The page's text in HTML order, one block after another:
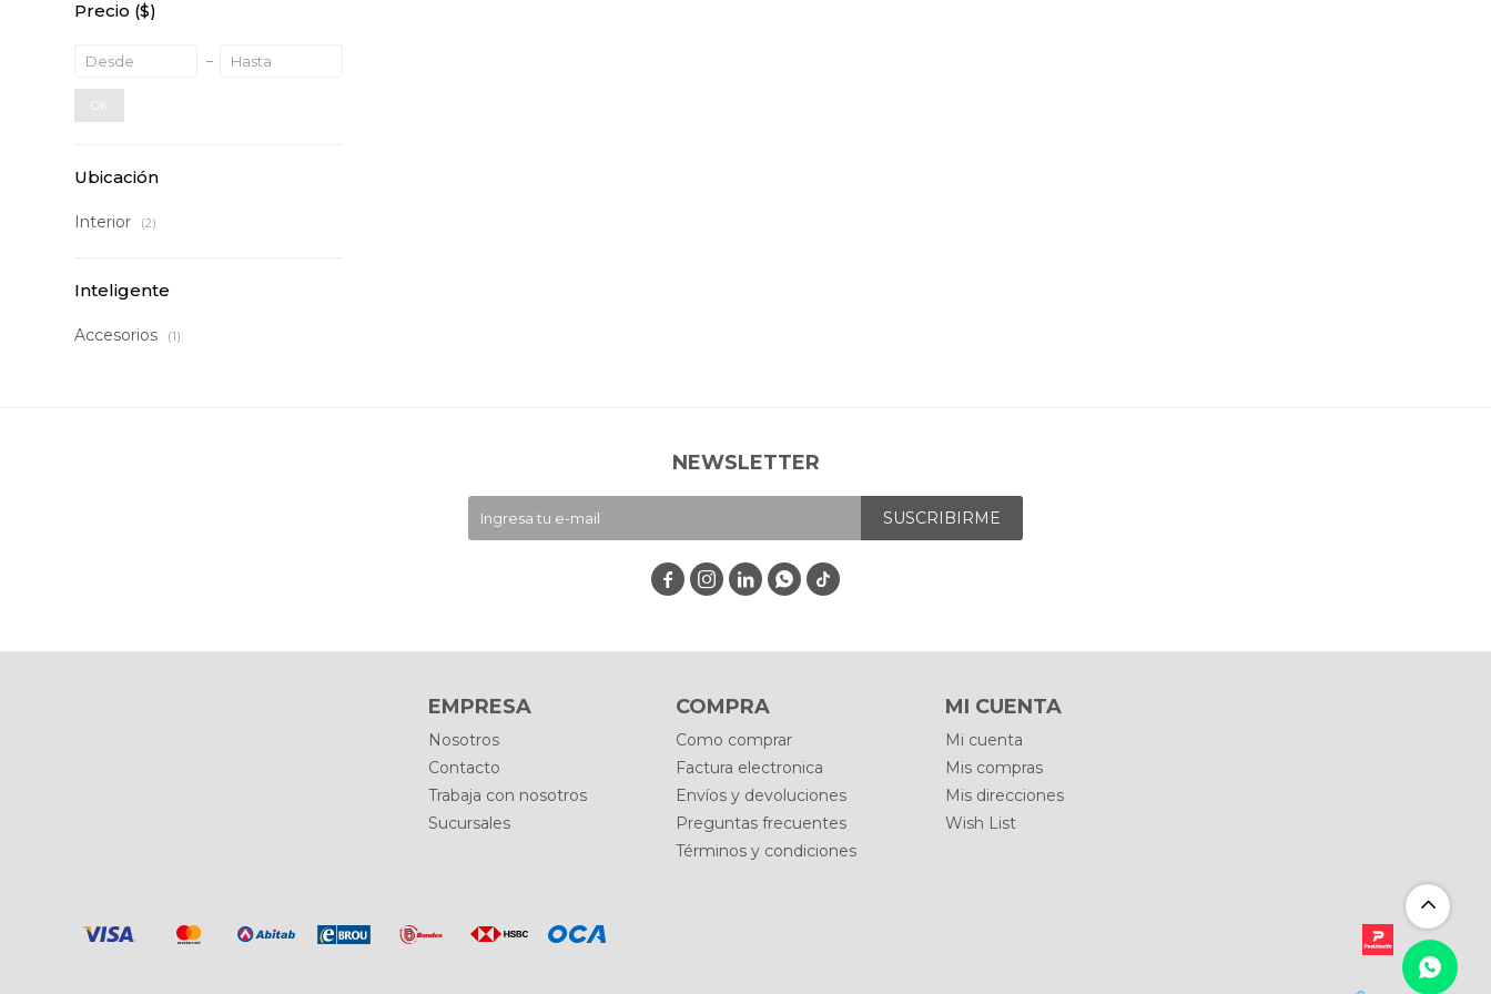
Precio ($)
OK
Ubicación
Interior (2)
Inteligente
Accesorios (1)
EMPRESA
Nosotros
Contacto
Trabaja con nosotros
Sucursales
COMPRA
Como comprar
Factura electronica
Envíos y devoluciones
Preguntas frecuentes
Términos y condiciones
MI CUENTA
Mi cuenta
Mis compras
Mis direcciones
Wish List
NEWSLETTER
SUSCRIBIRME
   